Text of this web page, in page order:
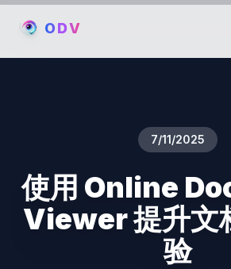
ODV
7/11/2025
使用 Online
Viewer 提升文
验